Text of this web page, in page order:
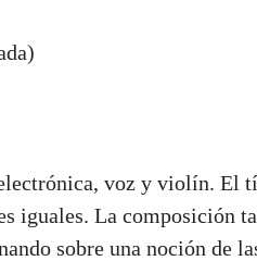
voz y violín. El
iguales. La composición
sobre una noción de